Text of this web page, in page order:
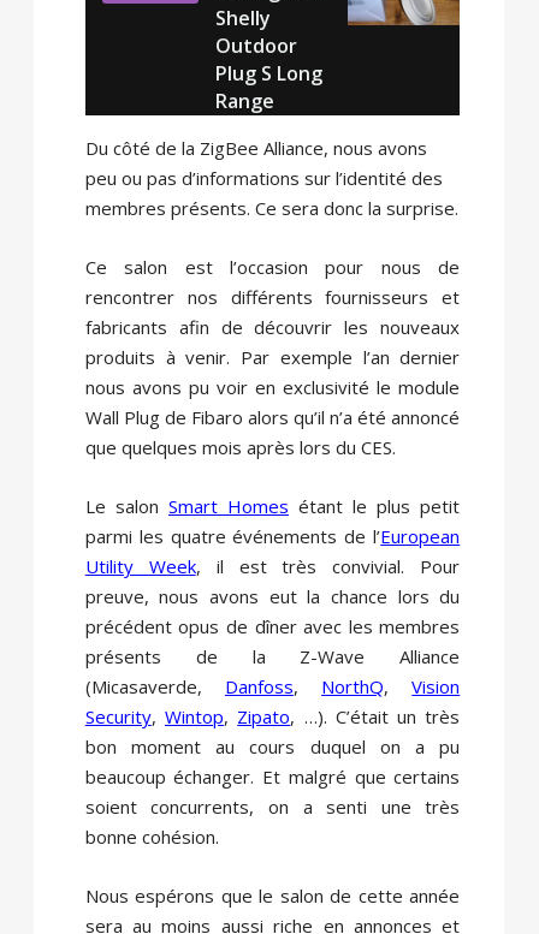
Shelly
Outdoor
Plug S Long
Range
Du côté de la ZigBee Alliance, nous avons
peu ou pas d’informations sur l’identité des
membres présents. Ce sera donc la surprise.
Ce salon est l’occasion pour nous de
rencontrer nos différents fournisseurs et
fabricants afin de découvrir les nouveaux
produits à venir. Par exemple l’an dernier
nous avons pu voir en exclusivité le module
Wall Plug de Fibaro alors qu’il n’a été annoncé
que quelques mois après lors du CES.
Le salon Smart Homes étant le plus petit
parmi les quatre événements de l’European
Utility Week, il est très convivial. Pour
preuve, nous avons eut la chance lors du
précédent opus de dîner avec les membres
présents de la Z-Wave Alliance
(Micasaverde, Danfoss, NorthQ,Vision
Security, Wintop, Zipato, …). C’était un très
bon moment au cours duquel on a pu
beaucoup échanger. Et malgré que certains
soient concurrents, on a senti une très
bonne cohésion.
Nous espérons que le salon de cette année
sera au moins aussi riche en annonces et